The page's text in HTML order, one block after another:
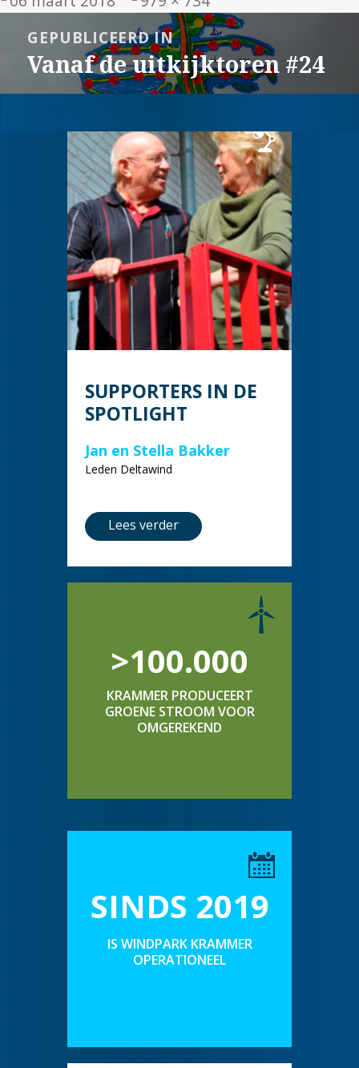
grootte
navigatieGEPUBLICEERD IN
Vanaf de uitkijktoren #24
SUPPORTERS IN DE
SPOTLIGHT
Jan en Stella Bakker
Leden Deltawind
Lees verder
>100.000
KRAMMER PRODUCEERT
GROENE STROOM VOOR
OMGEREKEND
SINDS 2019
IS WINDPARK KRAMMER
OPERATIONEEL